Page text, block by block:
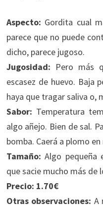
Aspecto: Gordita cual
parece que no puede
dicho, parece jugoso.
Jugosidad: Pero más
escasez de huevo. Baja
haya que tragar saliva o,
Sabor: Temperatura
algo añejo. Bien de sal.
bomba. Caerá a plomo
Tamaño: Algo pequeña
que sacie mucho más de
Precio: 1.70€
Otras observaciones: A